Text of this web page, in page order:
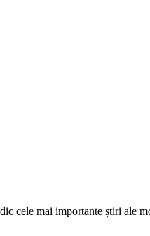
cele mai importante știri ale